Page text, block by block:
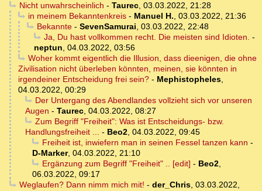
Nicht unwahrscheinlich - Taurec, 03.03.2022, 21:28
in meinem Bekanntenkreis- Manuel H., 03.03.2022, 21:36
Bekannte- SevenSamurai, 03.03.2022, 22:48
Ja, Du hast vollkommen recht. Die meisten sind Idioten. -
neptun, 04.03.2022, 03:56
Woher kommt eigentlich die Illusion, dass dieenigen, die ohne
Zivilisation nicht überleben könnten, meinen, sie könnten in
irgendeiner Entscheidung frei sein? - Mephistopheles,
04.03.2022, 00:29
Der Untergang des Abendlandes vollzieht sich vor unseren
Augen - Taurec, 04.03.2022, 08:27
Zum Begriff "Freiheit": Was ist Entscheidungs- bzw.
Handlungsfreiheit ... - Beo2, 04.03.2022, 09:45
Freiheit ist, inwiefern man in seinen Fessel tanzen kann -
D-Marker, 04.03.2022, 21:10
Ergänzung zum Begriff "Freiheit" .. [edit] - Beo2,
06.03.2022, 09:17
Weglaufen? Dann nimm mich mit! - der_Chris, 03.03.2022,